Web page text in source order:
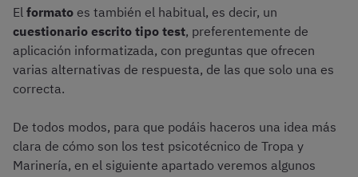
El formato es también el habitual, es decir, un
cuestionario escrito tipo test, preferentemente de
aplicación informatizada, con preguntas que ofrecen
varias alternativas de respuesta, de las que solo una es
correcta.
De todos modos, para que podáis haceros una idea más
clara de cómo son los test psicotécnico de Tropa y
Marinería, en el siguiente apartado veremos algunos